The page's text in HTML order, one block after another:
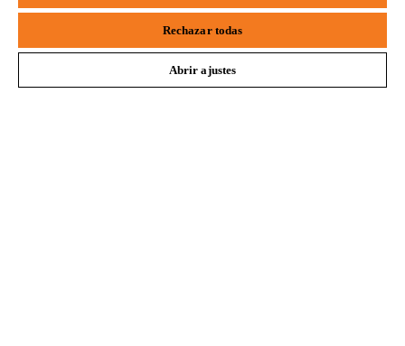
Rechazar todas
Abrir ajustes